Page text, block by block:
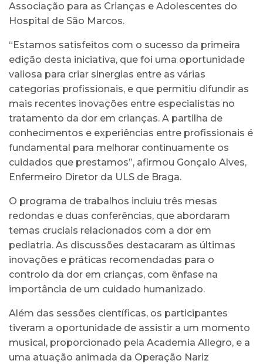
Associação para as Crianças e Adolescentes do
Hospital de São Marcos.
“Estamos satisfeitos com o sucesso da primeira
edição desta iniciativa, que foi uma oportunidade
valiosa para criar sinergias entre as várias
categorias profissionais, e que permitiu difundir as
mais recentes inovações entre especialistas no
tratamento da dor em crianças. A partilha de
conhecimentos e experiências entre profissionais é
fundamental para melhorar continuamente os
cuidados que prestamos”, afirmou Gonçalo Alves,
Enfermeiro Diretor da ULS de Braga.
O programa de trabalhos incluiu três mesas
redondas e duas conferências, que abordaram
temas cruciais relacionados com a dor em
pediatria. As discussões destacaram as últimas
inovações e práticas recomendadas para o
controlo da dor em crianças, com ênfase na
importância de um cuidado humanizado.
Além das sessões científicas, os participantes
tiveram a oportunidade de assistir a um momento
musical, proporcionado pela Academia Allegro, e a
uma atuação animada da Operação Nariz